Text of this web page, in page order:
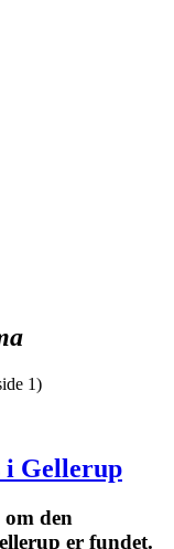
1)
i Gellerup
den
er fundet.